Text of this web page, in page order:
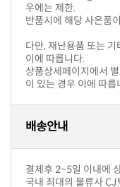
우에는 제한.
반품시에 해당 사은품
이에 따릅니다.
이 있는 경우 이에 따릅
배송안내
결제후 2~5일 이내에